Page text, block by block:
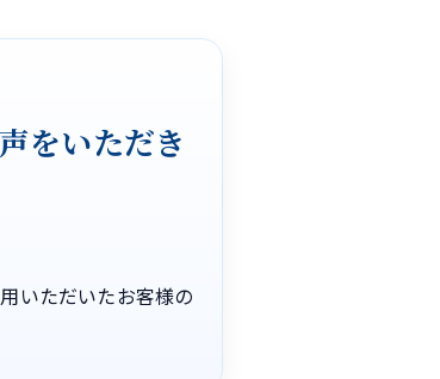
をいただき
いただいたお客様の